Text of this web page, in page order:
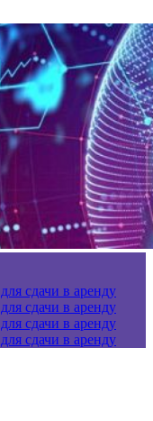
сдачи в аренду
сдачи в аренду
сдачи в аренду
сдачи в аренду